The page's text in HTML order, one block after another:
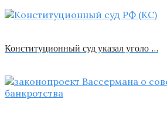
Конституционный суд указал уголо …